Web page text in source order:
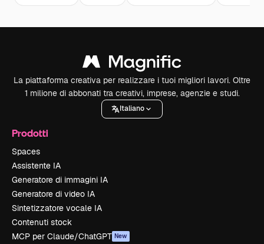
La piattaforma creativa per realizzare i tuoi migliori lavori. Oltre
1 milione di abbonati tra creativi, imprese, agenzie e studi.
Italiano
Prodotti
Spaces
Assistente IA
Generatore di immagini IA
Generatore di video IA
Sintetizzatore vocale IA
Contenuti stock
MCP per Claude/ChatGPT New